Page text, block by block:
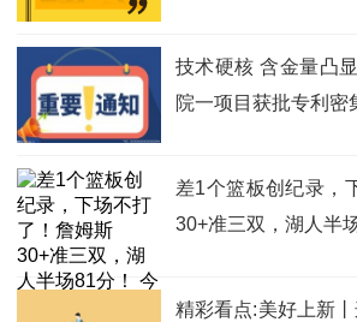
技术硬核 含金量凸
院一项目获批专利密
差1个篮板创纪录，
30+准三双，湖人半
精彩看点:美好上新丨